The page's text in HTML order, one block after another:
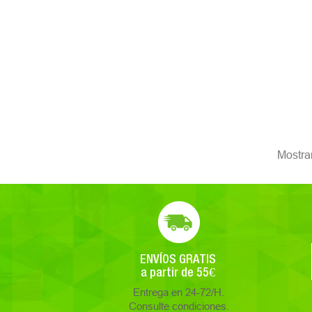
ENVÍOS GRATIS
a partir de 55€
Entrega en 24-72/H.
Consulte condiciones.